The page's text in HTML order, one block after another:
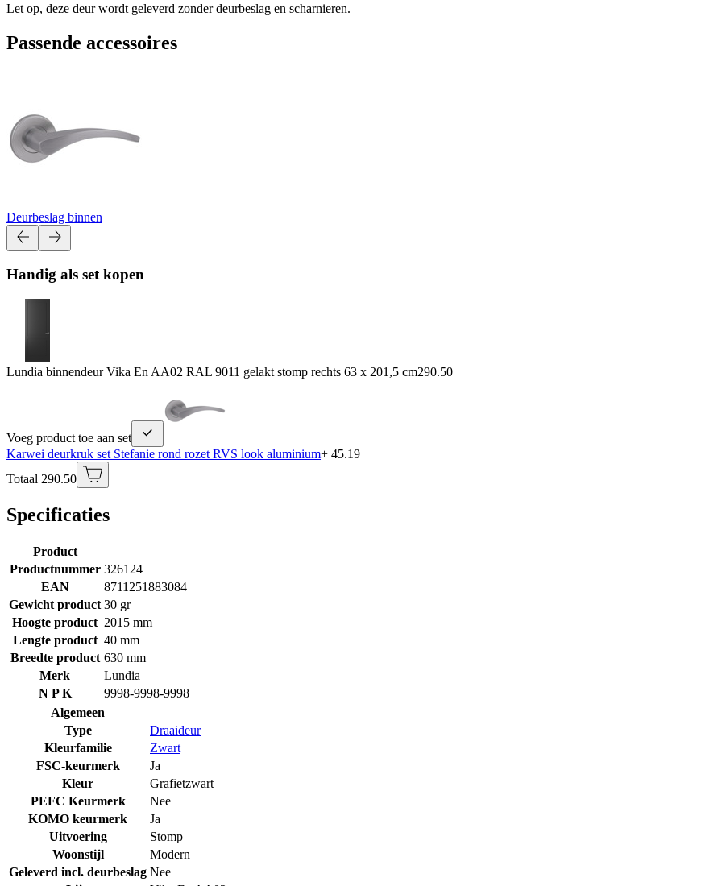
Let op, deze deur wordt geleverd zonder deurbeslag en scharnieren.
Passende accessoires
Deurbeslag binnen
Handig als set kopen
Lundia binnendeur Vika En AA02 RAL 9011 gelakt stomp rechts 63 x 201,5 cm290.50
Voeg product toe aan set
Karwei deurkruk set Stefanie rond rozet RVS look aluminium+ 45.19
Totaal 290.50
Specificaties
Product
Productnummer 326124
EAN
8711251883084
Gewicht product 30 gr
Hoogte product 2015 mm
Lengte product 40 mm
Breedte product 630 mm
Merk
Lundia
N P K
9998-9998-9998
Algemeen
Type
Draaideur
Kleurfamilie
Zwart
FSC-keurmerk
Ja
Kleur
Grafietzwart
PEFC Keurmerk
Nee
KOMO keurmerk
Ja
Uitvoering
Stomp
Woonstijl
Modern
Geleverd incl. deurbeslag Nee